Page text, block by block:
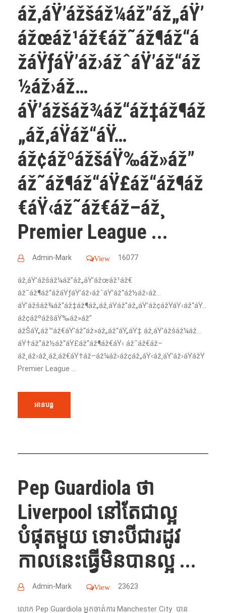
áž‚áŸ’ážšáž¼áž”áž„áŸ’
ážœáž¹áž€áž˜áž¶áž“á
žáŸƒáŸ’áž›ážˆáŸ’áž“áž
½áž›áž…
áŸ’ážšáž¾áž“áž‡áž¶áž
„áž‚áŸáž“áŸ…
áž¢ážºážšáŸ‰áž»áž”
áž˜áž¶áž“áŸ£áž“áž¶áž
€áŸ‹áž˜áž€áž–áž¸
Premier League ...
Admin-Mark View 16077
áž‚áŸ’ážšáž¼áž”áž„áŸ’ážœáž¹áž€
áž˜áž¶áž“ážáŸƒáŸ’áž›ážˆáŸ’áž“áž½áž›áž…
áŸ’ážšáž¾áž“áž‡áž¶áž„áž‚áŸáž”áž„áŸ’áž¢ážŸáŸ‹áž“áŸ…
áž¢ážºážšáŸ‰áž»áž”
ážŠáŸ„áž™áž€áŸ’áž“áž»áž„áž“áŸ„áŸ‡ áž‚áŸ’ážšáž¼áž…
áŸ†áž“áž½áž“áŸ£áž“áž¶áž€áŸ‹ áž˜áž€áž–
áž¸áž›áž¸áž‚áž€áŸ†áž–áž¼áž›áž¢áž„áŸ‹áž‚áŸ’áž›áŸážŸ
Premier League ...
អានបន្ត
Pep Guardiola ថា
Liverpool នៅតែជាល្អ
បំផុតមួយ ទោះបីជារដូវ
កាលនេះធ្វើមិនបានល្អ ...
Admin-Mark View 23623
លោក Pep Guardiola អ្នកចាត់ការ Manchester City បាន